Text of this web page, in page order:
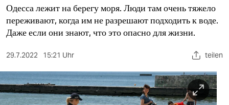
kultur
sport
berlin
nord
wahrheit
Одесса лежит на берегу моря. Люди там очень тяжело
переживают, когда им не разрешают подходить к воде.
Даже если они знают, что это опасно для жизни.
29.7.2022 15:21 Uhr teilen